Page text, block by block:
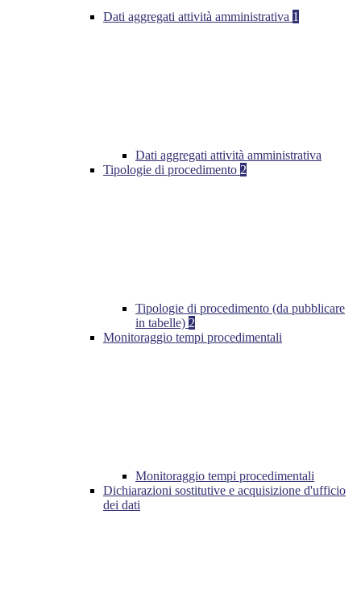
Dati aggregati attività amministrativa 1
Dati aggregati attività amministrativa
Tipologie di procedimento 2
Tipologie di procedimento (da pubblicare
in tabelle) 2
Monitoraggio tempi procedimentali
Monitoraggio tempi procedimentali
Dichiarazioni sostitutive e acquisizione d'ufficio
dei dati